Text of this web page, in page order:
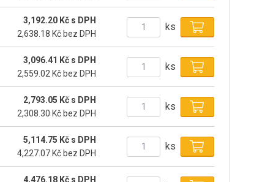
3,192.20 Kč s DPH
2,638.18 Kč bez DPH
ks
3,096.41 Kč s DPH
2,559.02 Kč bez DPH
ks
2,793.05 Kč s DPH
2,308.30 Kč bez DPH
ks
5,114.75 Kč s DPH
4,227.07 Kč bez DPH
ks
4,476.18 Kč s DPH